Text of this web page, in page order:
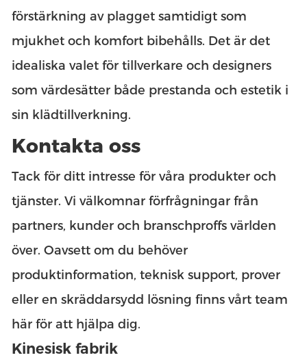
förstärkning av plagget samtidigt som
mjukhet och komfort bibehålls. Det är det
idealiska valet för tillverkare och designers
som värdesätter både prestanda och estetik i
sin klädtillverkning.
Kontakta oss
Tack för ditt intresse för våra produkter och
tjänster. Vi välkomnar förfrågningar från
partners, kunder och branschproffs världen
över. Oavsett om du behöver
produktinformation, teknisk support, prover
eller en skräddarsydd lösning finns vårt team
här för att hjälpa dig.
Kinesisk fabrik